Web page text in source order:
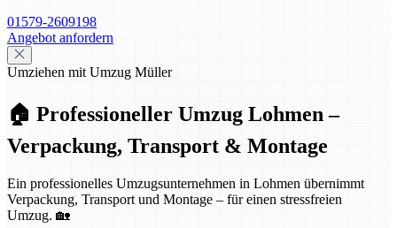
01579-2609198
Angebot anfordern
Umziehen mit Umzug Müller
🏠 Professioneller Umzug Lohmen –
Verpackung, Transport & Montage
Ein professionelles Umzugsunternehmen in Lohmen übernimmt
Verpackung, Transport und Montage – für einen stressfreien
Umzug. 🏡